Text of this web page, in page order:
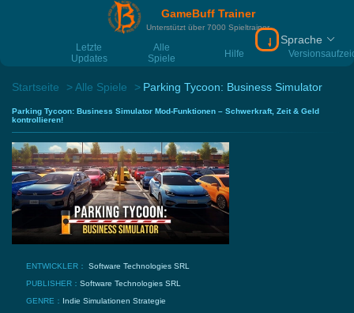
GameBuff Trainer
Unterstützt über 7000 Spieltrainer
Letzte
Updates
Alle
Spiele
Hilfe
Download
Sprache
Startseite Alle Spiele Parking Tycoon: Business Simulator
Parking Tycoon: Business Simulator Mod-Funktionen – Schwerkraft, Zeit & Geld
kontrollieren!
ENTWICKLER： Software Technologies SRL
PUBLISHER： Software Technologies SRL
GENRE：
Indie Simulationen Strategie